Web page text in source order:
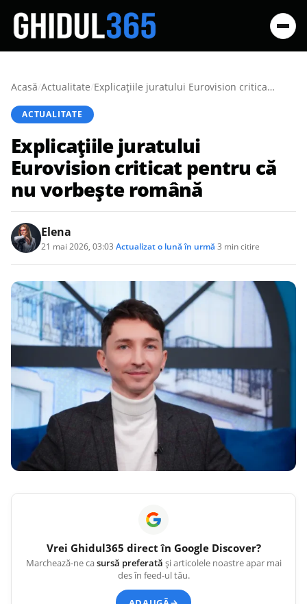
Acasă/Actualitate/ Explicațiile juratului Eurovision criticat pentru că nu vorbește română
ACTUALITATE
Explicațiile juratului
Eurovision criticat pentru că
nu vorbește română
Elena
21 mai 2026, 03:03 Actualizato lună în urmă 3 min citire
Vrei Ghidul365 direct în Google Discover?
Marchează-ne casursă preferată și articolele noastre apar mai
des în feed-ul tău.